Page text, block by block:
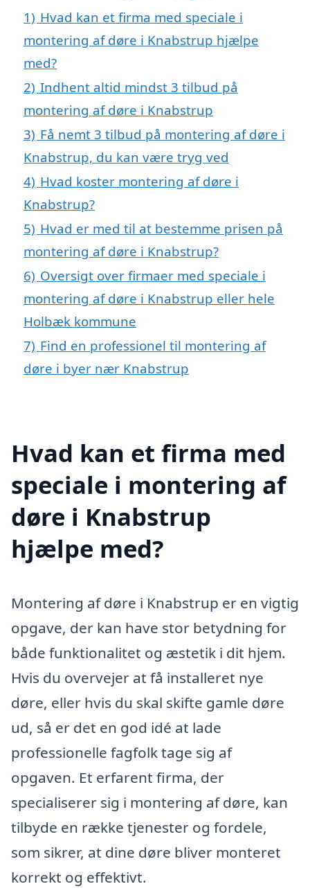
1) Hvad kan et firma med speciale i
montering af døre i Knabstrup hjælpe
med?
2) Indhent altid mindst 3 tilbud på
montering af døre i Knabstrup
3) Få nemt 3 tilbud på montering af døre i
Knabstrup, du kan være tryg ved
4) Hvad koster montering af døre i
Knabstrup?
5) Hvad er med til at bestemme prisen på
montering af døre i Knabstrup?
6) Oversigt over firmaer med speciale i
montering af døre i Knabstrup eller hele
Holbæk kommune
7) Find en professionel til montering af
døre i byer nær Knabstrup
Hvad kan et firma med
speciale i montering af
døre i Knabstrup
hjælpe med?
Montering af døre i Knabstrup er en vigtig
opgave, der kan have stor betydning for
både funktionalitet og æstetik i dit hjem.
Hvis du overvejer at få installeret nye
døre, eller hvis du skal skifte gamle døre
ud, så er det en god idé at lade
professionelle fagfolk tage sig af
opgaven. Et erfarent firma, der
specialiserer sig i montering af døre, kan
tilbyde en række tjenester og fordele,
som sikrer, at dine døre bliver monteret
korrekt og effektivt.